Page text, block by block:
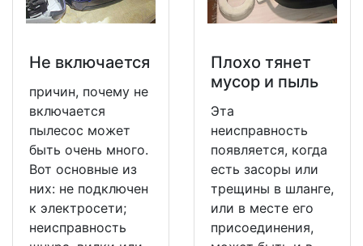
Не включается
причин, почему не
включается
пылесос может
быть очень много.
Вот основные из
них: не подключен
к электросети;
неисправность
Плохо тянет
мусор и пыль
Эта
неисправность
появляется, когда
есть засоры или
трещины в шланге,
или в месте его
присоединения,